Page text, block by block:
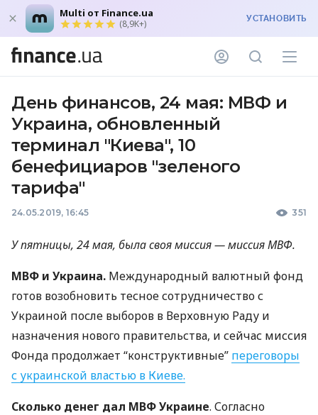
Multi от Finance.ua
(8,9K+) УСТАНОВИТЬ
День финансов, 24 мая: МВФ и
Украина, обновленный
терминал "Киева", 10
бенефициаров "зеленого
тарифа"
24.05.2019, 16:45 351
У пятницы, 24 мая, была своя миссия — миссияМВФ.
МВФ и Украина. Международный валютный фонд
готов возобновить тесное сотрудничество с
Украиной после выборов в Верховную Раду и
назначения нового правительства, и сейчас миссия
Фонда продолжает “конструктивные” переговоры
с украинской властью в Киеве.
Сколько денег дал МВФУкраине. Согласно